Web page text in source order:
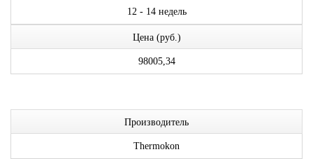
12 - 14 недель
Цена (руб.)
98005,34
Производитель
Thermokon